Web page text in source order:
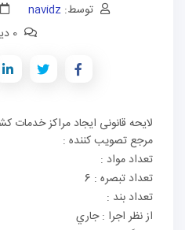
توسط: navidz
لایحه قانونی ایجاد مراکز خدمات
مرجع تصويب کننده :
تعداد مواد :
تعداد تبصره : 6
تعداد بند :
از نظر اجرا : جاري